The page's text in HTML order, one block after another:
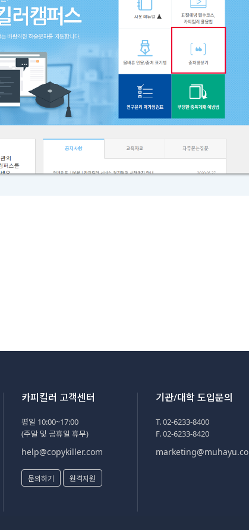
카피킬러 고객센터
평일 10:00~17:00
(주말 및 공휴일 휴무)
help@copykiller.com
문의하기 원격지원
기관/대학 도입문의
T. 02-6233-8400
F. 02-6233-8420